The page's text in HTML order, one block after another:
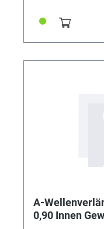
A-
0,90 Innen